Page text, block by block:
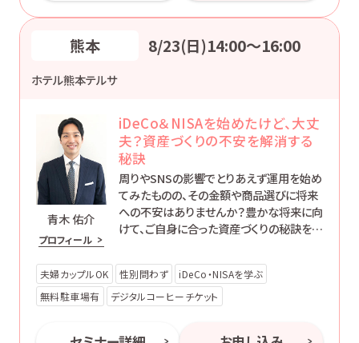
熊本 8/23(日)14:00〜16:00
ホテル熊本テルサ
青木 佑介
プロフィール
iDeCo＆NISAを始めたけど、大丈
夫？資産づくりの不安を解消する
秘訣
周りやSNSの影響でとりあえず運用を始め
てみたものの、その金額や商品選びに将来
への不安はありませんか？豊かな将来に向
けて、ご自身に合った資産づくりの秘訣を一
さまの豊かな人生の第一歩となることを願
っています。
夫婦カップルOK 性別問わず
iDeCo・NISAを学ぶ
無料駐車場有
デジタルコーヒーチケット